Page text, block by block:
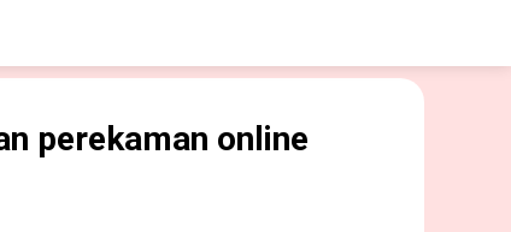
perekaman online